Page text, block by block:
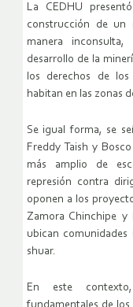
La CEDHU
construcción de un
manera
desarrollo de la
los derechos de
habitan en las zonas
Se igual forma, se
Freddy Taish y
más amplio de
represión contra
oponen a los
Zamora Chinchipe y
ubican
shuar.
En este